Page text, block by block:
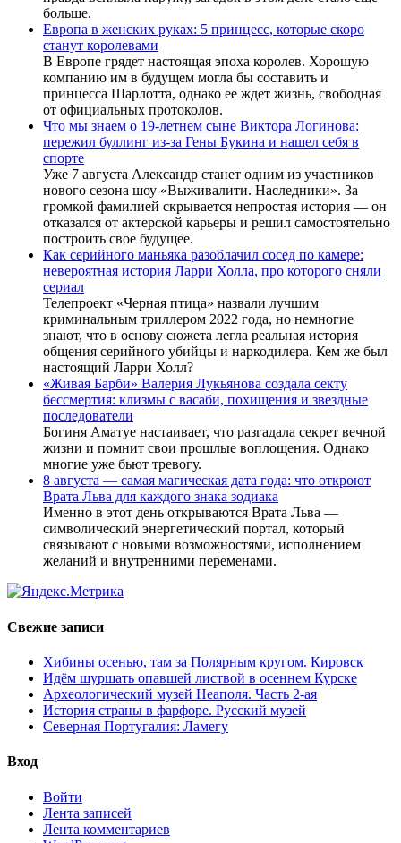
больше.
Европа в женских руках: 5 принцесс, которые скоро
станут королевами
В Европе грядет настоящая эпоха королев. Хорошую
компанию им в будущем могла бы составить и
принцесса Шарлотта, однако ее ждет жизнь, свободная
от официальных протоколов.
Что мы знаем о 19-летнем сыне Виктора Логинова:
пережил буллинг из-за Гены Букина и нашел себя в
спорте
Уже 7 августа Александр станет одним из участников
нового сезона шоу «Выживалити. Наследники». За
громкой фамилией скрывается непростая история — он
отказался от актерской карьеры и решил самостоятельно
построить свое будущее.
Как серийного маньяка разоблачил сосед по камере:
невероятная история Ларри Холла, про которого сняли
сериал
Телепроект «Черная птица» назвали лучшим
криминальным триллером 2022 года, но немногие
знают, что в основу сюжета легла реальная история
общения серийного убийцы и наркодилера. Кем же был
настоящий Ларри Холл?
«Живая Барби» Валерия Лукьянова создала секту
бессмертия: клизмы с васаби, похищения и звездные
последователи
Богиня Аматуе настаивает, что разгадала секрет вечной
жизни и помнит свои прошлые воплощения. Однако
многие уже бьют тревогу.
8 августа — самая магическая дата года: что откроют
Врата Льва для каждого знака зодиака
Именно в этот день открываются Врата Льва —
символический энергетический портал, который
связывают с новыми возможностями, исполнением
желаний и внутренними переменами.
Свежие записи
Хибины осенью, там за Полярным кругом. Кировск
Идём шуршать опавшей листвой в осеннем Курске
Археологический музей Неаполя. Часть 2-ая
История страны в фарфоре. Русский музей
Северная Португалия: Ламегу
Вход
Войти
Лента записей
Лента комментариев